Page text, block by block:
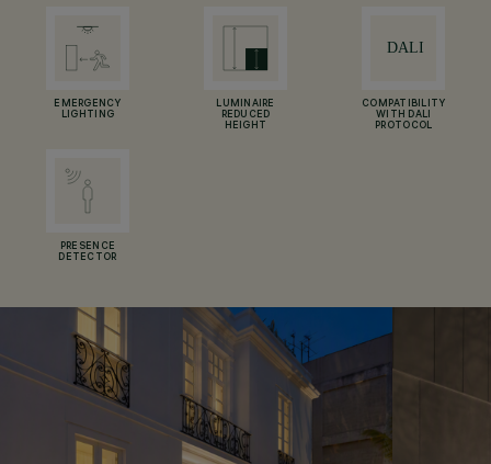
EMERGENCY
LIGHTING
LUMINAIRE
REDUCED
HEIGHT
COMPATIBILITY
WITH DALI
PROTOCOL
PRESENCE
DETECTOR